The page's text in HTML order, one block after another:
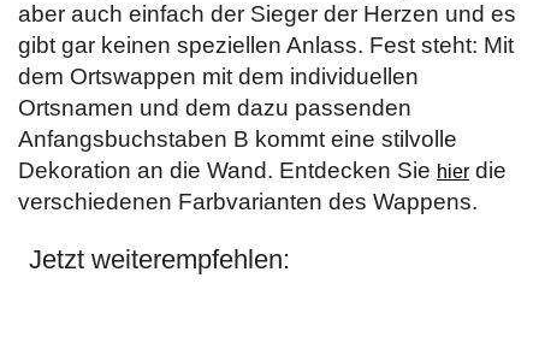
aber auch einfach der Sieger der Herzen und es
gibt gar keinen speziellen Anlass. Fest steht: Mit
dem Ortswappen mit dem individuellen
Ortsnamen und dem dazu passenden
Anfangsbuchstaben B kommt eine stilvolle
Dekoration an die Wand. Entdecken Sie hier die
verschiedenen Farbvarianten des Wappens.
Jetzt weiterempfehlen: